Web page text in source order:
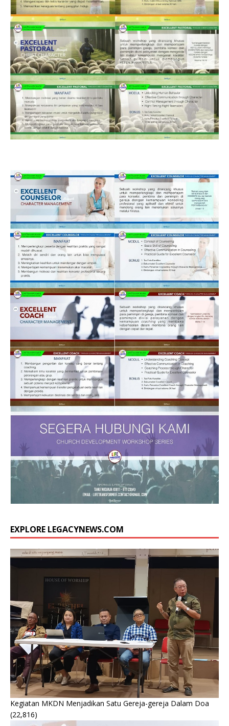
EXPLORE LEGACYNEWS.COM
Kegiatan MKDN Menjadikan Satu Gereja-gereja Dalam Doa
(22,816)